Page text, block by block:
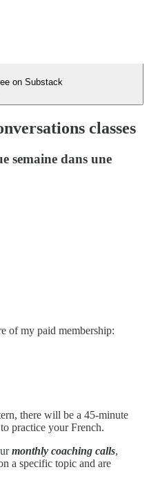
on Substack
classes
semaine dans une
of my paid membership:
there will be a 45-minute
practice your French.
monthly coaching calls,
a specific topic and are